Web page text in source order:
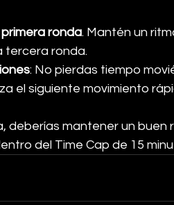
ronda. Mantén un
tercera ronda.
: No pierdas tiempo
el siguiente movimiento
deberías mantener un buen
del Time Cap de 15